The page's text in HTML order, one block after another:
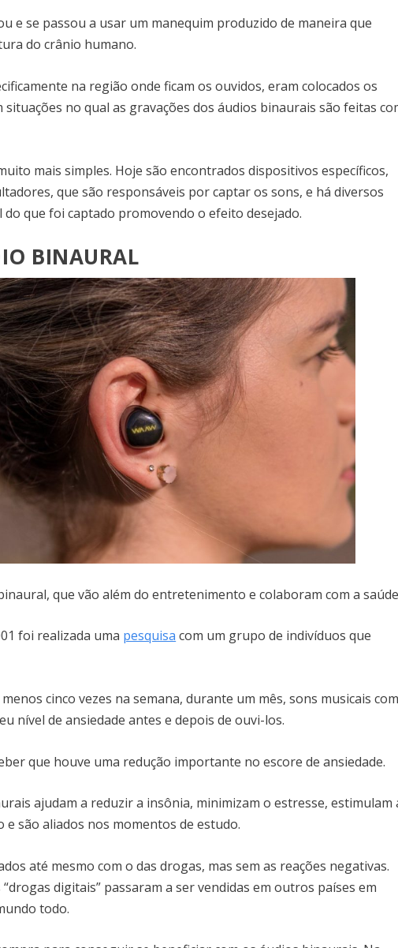
e se passou a usar um manequim produzido de maneira que
do crânio humano.
na região onde ficam os ouvidos, eram colocados os
no qual as gravações dos áudios binaurais são feitas
mais simples. Hoje são encontrados dispositivos específicos,
que são responsáveis por captar os sons, e há diversos
que foi captado promovendo o efeito desejado.
BINAURAL
que vão além do entretenimento e colaboram com a
foi realizada uma pesquisa com um grupo de indivíduos que
cinco vezes na semana, durante um mês, sons musicais
nível de ansiedade antes e depois de ouvi-los.
que houve uma redução importante no escore de ansiedade.
ajudam a reduzir a insônia, minimizam o estresse, estimulam
são aliados nos momentos de estudo.
até mesmo com o das drogas, mas sem as reações negativas.
digitais” passaram a ser vendidas em outros países em
todo.